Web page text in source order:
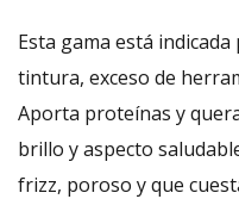
Esta gama está
tintura, exceso de
Aporta proteínas y
brillo y aspecto
frizz, poroso y que